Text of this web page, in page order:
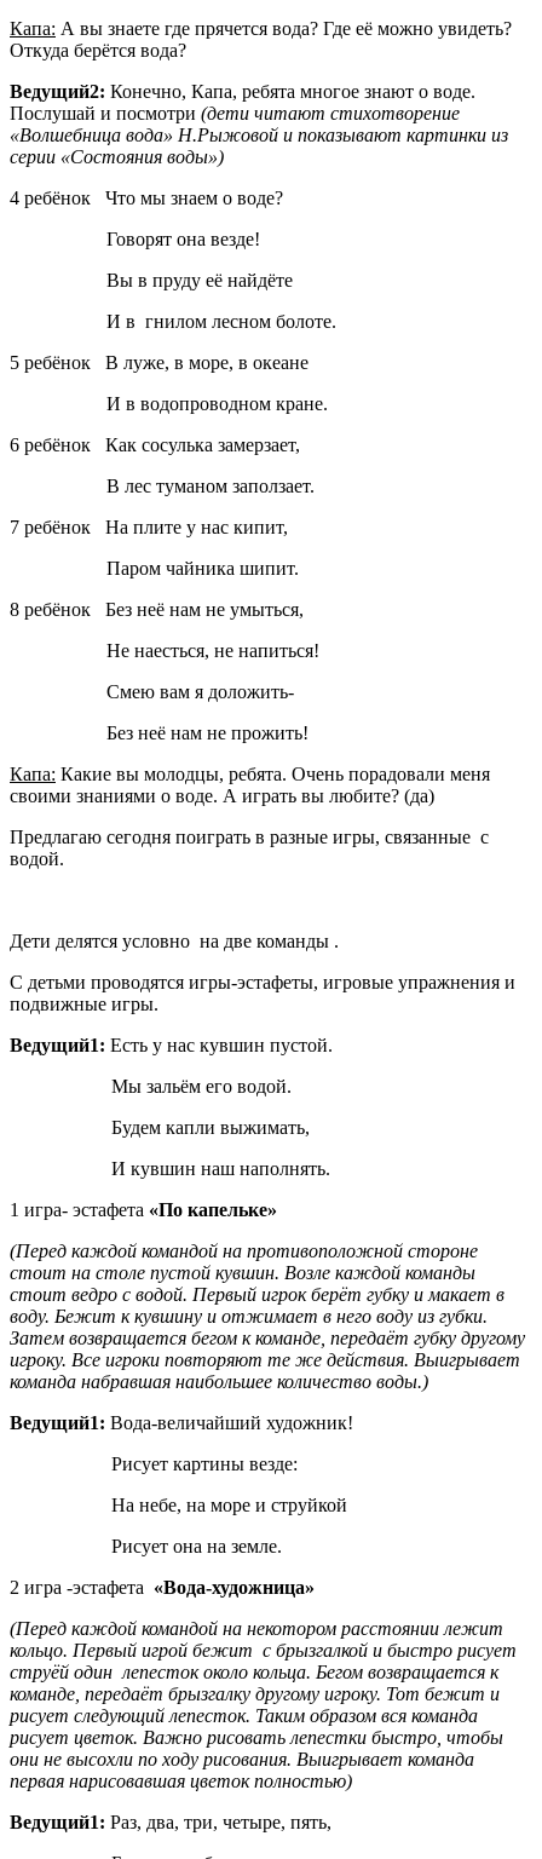
Капа: А вы знаете где прячется вода? Где её можно увидеть?
Откуда берётся вода?
Ведущий2: Конечно, Капа, ребята многое знают о воде.
Послушай и посмотри (дети читают стихотворение
«Волшебница вода» Н.Рыжовой и показывают картинки из
серии «Состояния воды»)
4 ребёнок Что мы знаем о воде?
Говорят она везде!
Вы в пруду её найдёте
И в гнилом лесном болоте.
5 ребёнок В луже, в море, в океане
И в водопроводном кране.
6 ребёнок Как сосулька замерзает,
В лес туманом заползает.
7 ребёнок На плите у нас кипит,
Паром чайника шипит.
8 ребёнок Без неё нам не умыться,
Не наесться, не напиться!
Смею вам я доложить-
Без неё нам не прожить!
Капа: Какие вы молодцы, ребята. Очень порадовали меня
своими знаниями о воде. А играть вы любите? (да)
Предлагаю сегодня поиграть в разные игры, связанные с
водой.
Дети делятся условно на две команды .
С детьми проводятся игры-эстафеты, игровые упражнения и
подвижные игры.
Ведущий1: Есть у нас кувшин пустой.
Мы зальём его водой.
Будем капли выжимать,
И кувшин наш наполнять.
1 игра- эстафета «По капельке»
(Перед каждой командой на противоположной стороне
стоит на столе пустой кувшин. Возле каждой команды
стоит ведро с водой. Первый игрок берёт губку и макает в
воду. Бежит к кувшину и отжимает в него воду из губки.
Затем возвращается бегом к команде, передаёт губку другому
игроку. Все игроки повторяют те же действия. Выигрывает
команда набравшая наибольшее количество воды.)
Ведущий1: Вода-величайший художник!
Рисует картины везде:
На небе, на море и струйкой
Рисует она на земле.
2 игра -эстафета «Вода-художница»
(Перед каждой командой на некотором расстоянии лежит
кольцо. Первый игрой бежит с брызгалкой и быстро рисует
струёй один лепесток около кольца. Бегом возвращается к
команде, передаёт брызгалку другому игроку. Тот бежит и
рисует следующий лепесток. Таким образом вся команда
рисует цветок. Важно рисовать лепестки быстро, чтобы
они не высохли по ходу рисования. Выигрывает команда
первая нарисовавшая цветок полностью)
Ведущий1: Раз, два, три, четыре, пять,